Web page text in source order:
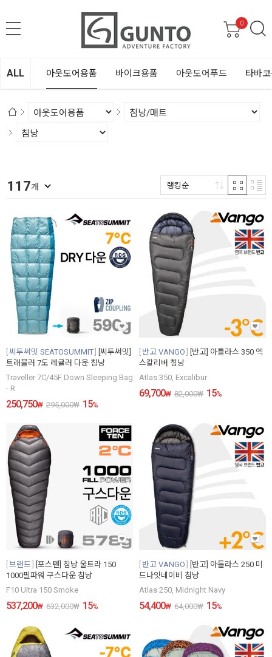
0
ALL 아웃도어용품 바이크용품 아웃도어푸드 타바
117개 랭킹순
씨투써밋 SEATOSUMMIT
[씨투써밋]
트래블러 7도 레귤러 다운 침낭
Traveller 7C/45F Down Sleeping Bag
- R
250,750₩ 295,000₩ 15%
반고 VANGO
[반고] 아틀라스 350 엑
스칼리버 침낭
Atlas 350, Excalibur
69,700₩ 82,000₩ 15%
브랜드
[포스텐] 침낭 울트라 150
1000필파워 구스다운 침낭
F10 Ultra 150 Smoke
537,200₩ 632,000₩ 15%
반고 VANGO
[반고] 아틀라스 250 미
드나잇네이비 침낭
Atlas 250, Midnight Navy
54,400₩ 64,000₩ 15%